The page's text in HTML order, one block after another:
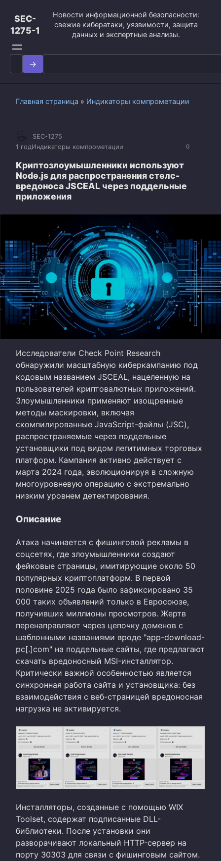
контенту
SEC-
1275-1
Новости информационной безопасности:
свежие кибератаки, уязвимости, защита
данных и экспертные анализы.
Search
for:
Главная страница » Индикаторы компрометации
0
SEC-1275
1 годИндикаторы компрометации
Криптозлоумышленники используют
Node.js для распространения стелс-
вредоноса JSCEAL через поддельные
приложения
Исследователи Check Point Research
обнаружили масштабную киберкампанию под
кодовым названием JSCEAL, нацеленную на
пользователей криптовалютных приложений.
Злоумышленники применяют изощренные
методы маскировки, включая
скомпилированные JavaScript-файлы (JSC),
распространяемые через поддельные
установщики под видом легитимных торговых
платформ. Кампания активно действует с
марта 2024 года, эволюционируя в сложную
многоуровневую операцию с экстремально
низким уровнем детектирования.
Описание
Атака начинается с фишинговой рекламы в
соцсетях, где злоумышленники создают
фейковые страницы, имитирующие около 50
популярных криптоплатформ. В первой
половине 2025 года было зафиксировано 35
000 таких объявлений только в Евросоюзе,
получивших миллионы просмотров. Жертв
перенаправляют через цепочку доменов с
шаблонными названиями вроде "app-download-
pc[.]com" на поддельные сайты, где предлагают
скачать вредоносный MSI-инсталлятор.
Критически важной особенностью является
синхронная работа сайта и установщика: без
взаимодействия с веб-страницей вредоносная
нагрузка не активируется.
Инсталляторы, созданные с помощью WIX
Toolset, содержат подписанные DLL-
библиотеки. После установки они
разворачивают локальный HTTP-сервер на
порту 30303 для связи с фишинговым сайтом.